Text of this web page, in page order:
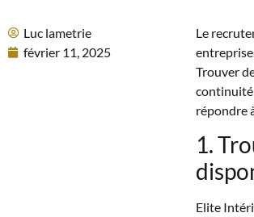
Luc lametrie
février 11, 2025
Le
Trouver
continuité
répondre
1.
Elite